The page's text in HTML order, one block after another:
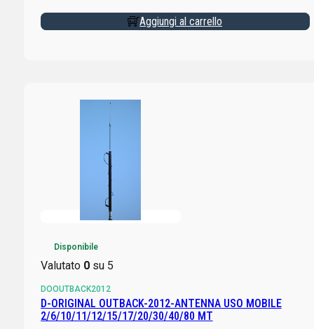
Aggiungi al carrello
Disponibile
Valutato 0su 5
DOOUTBACK2012
D-ORIGINAL OUTBACK-2012-ANTENNA USO MOBILE
2/6/10/11/12/15/17/20/30/40/80 MT